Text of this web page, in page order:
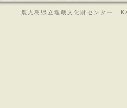
鹿児島県立埋蔵文化財センタ